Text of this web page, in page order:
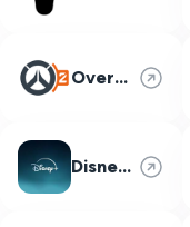
Overwatch 2
Disney Plus